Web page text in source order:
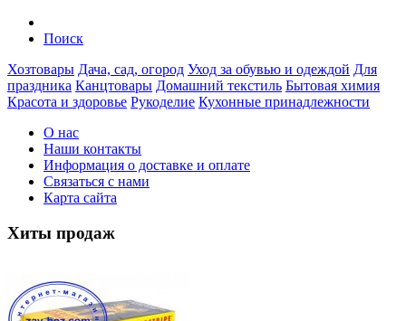
Поиск
Хозтовары Дача, сад, огород Уход за обувью и одеждой Для
праздника Канцтовары Домашний текстиль Бытовая химия
Красота и здоровье Рукоделие Кухонные принадлежности
О нас
Наши контакты
Информация о доставке и оплате
Связаться с нами
Карта сайта
Хиты продаж